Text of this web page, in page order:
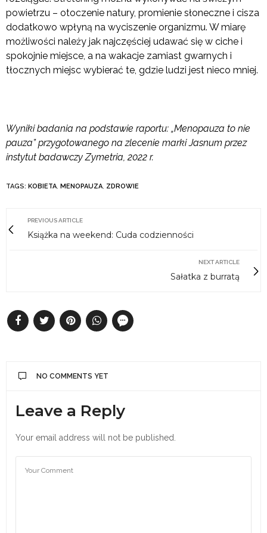
powietrzu – otoczenie natury, promienie słoneczne i cisza
dodatkowo wpłyną na wyciszenie organizmu. W miarę
możliwości należy jak najczęściej udawać się w ciche i
spokojnie miejsce, a na wakacje zamiast gwarnych i
tłocznych miejsc wybierać te, gdzie ludzi jest nieco mniej.
Wyniki badania na podstawie raportu: „Menopauza to nie
pauza” przygotowanego na zlecenie marki Jasnum przez
instytut badawczy Zymetria, 2022 r.
TAGS: KOBIETA, MENOPAUZA, ZDROWIE
PREVIOUS ARTICLE
Książka na weekend: Cuda codzienności
NEXT ARTICLE
Sałatka z burratą
NO COMMENTS YET
Leave a Reply
Your email address will not be published.